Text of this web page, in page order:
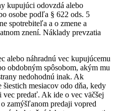
kupujúci odovzdá alebo
osobe podľa § 622 ods. 5
spotrebiteľa a o zmene a
znení. Náklady prevzatia
alebo náhradnú vec kupujúcemu
obdobným spôsobom, akým mu
nedohodnú inak. Ak
mesiacov odo dňa, kedy
predať. Ak ide o vec väčšej
zamýšľanom predaji vopred